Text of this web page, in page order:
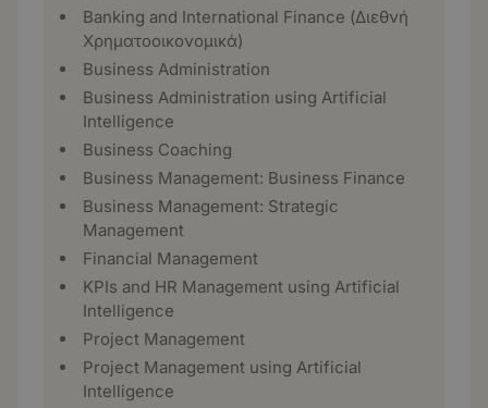
Banking and International Finance (Διεθνή
Χρηματοοικονομικά)
Business Administration
Business Administration using Artificial
Intelligence
Business Coaching
Business Management: Business Finance
Business Management: Strategic
Management
Financial Management
KPIs and HR Management using Artificial
Intelligence
Project Management
Project Management using Artificial
Intelligence